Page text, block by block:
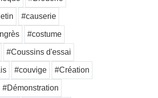
#causerie
#costume
#Coussins d'essai
#couvige #Création
#Démonstration